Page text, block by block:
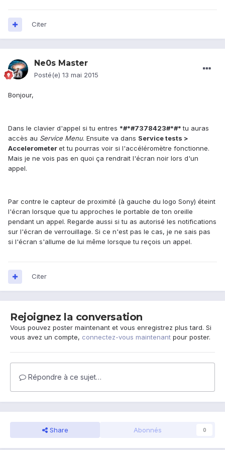
Citer
Ne0s Master
Posté(e) 13 mai 2015
Bonjour,
Dans le clavier d'appel si tu entres *#*#7378423#*#*tu auras
accès au Service Menu. Ensuite va dans Service tests >
Accelerometeret tu pourras voir si l'accéléromètre fonctionne.
Mais je ne vois pas en quoi ça rendrait l'écran noir lors d'un
appel.
Par contre le capteur de proximité (à gauche du logo Sony) éteint
l'écran lorsque que tu approches le portable de ton oreille
pendant un appel. Regarde aussi si tu as autorisé les notifications
sur l'écran de verrouillage. Si ce n'est pas le cas, je ne sais pas
si l'écran s'allume de lui même lorsque tu reçois un appel.
Citer
Rejoignez la conversation
Vous pouvez poster maintenant et vous enregistrez plus tard. Si
vous avez un compte, connectez-vous maintenant pour poster.
Répondre à ce sujet…
Share Abonnés 0